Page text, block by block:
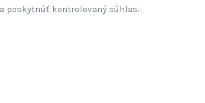
poskytnúť kontrolovaný súhlas.